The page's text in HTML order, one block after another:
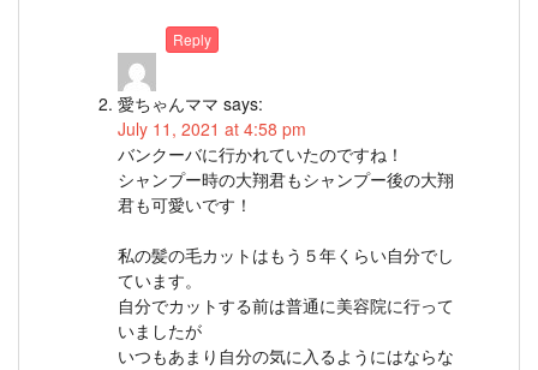
Reply
愛ちゃんママ says:
July 11, 2021 at 4:58 pm
バンクーバに行かれていたのですね！
シャンプー時の大翔君もシャンプー後の大翔
君も可愛いです！
私の髪の毛カットはもう５年くらい自分でし
ています。
自分でカットする前は普通に美容院に行って
いましたが
いつもあまり自分の気に入るようにはならな